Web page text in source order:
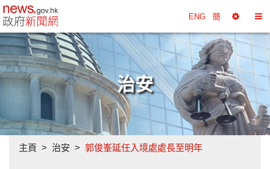
政府新聞網主頁 ENG 簡
擇
換
目
錄
治安
主頁 治安 郭俊峯延任入境處處長至明年